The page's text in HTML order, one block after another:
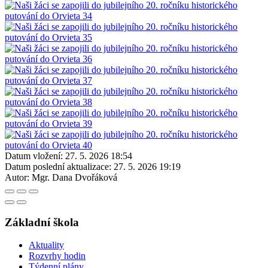
Datum vložení: 27. 5. 2026 18:54
Datum poslední aktualizace: 27. 5. 2026 19:19
Autor: Mgr. Dana Dvořáková
Základní škola
Aktuality
Rozvrhy hodin